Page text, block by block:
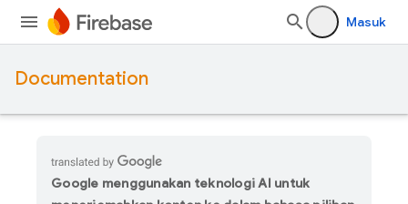
Masuk
Documentation
Google menggunakan teknologi AI untuk